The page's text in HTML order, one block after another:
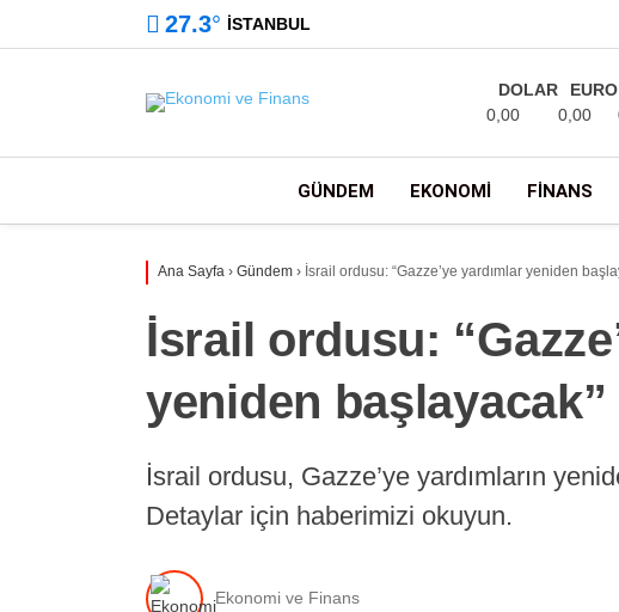
27.3° İSTANBUL
DOLAR
0,00
EURO
0,00
GÜNDEM EKONOMI FINANS
Ana Sayfa › Gündem › İsrail ordusu: “Gazze’ye yardımlar yeniden
İsrail ordusu:
yeniden başlayacak”
İsrail ordusu, Gazze’ye yardımların
Detaylar için haberimizi okuyun.
Ekonomi ve Finans